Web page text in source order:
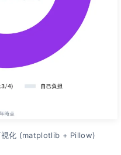
視化 (matplotlib + Pillow)